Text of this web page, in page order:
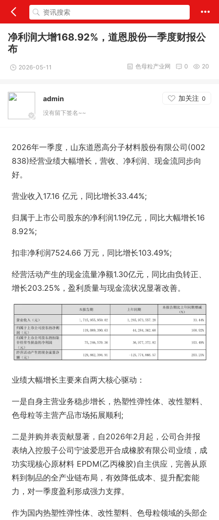
净利润大增168.92%，道恩股份一季度财报公
布
2026-05-11 20
0
色母粒产业网
admin 加关注 0
没有留下签名~~
2026年一季度，山东道恩高分子材料股份有限公司(002
838)经营业绩大幅增长，营收、净利润、现金流同步向
好。
营业收入17.16 亿元，同比增长33.44%;
归属于上市公司股东的净利润1.19亿元，同比大幅增长16
8.92%;
扣非净利润7524.66 万元，同比增长103.49%;
经营活动产生的现金流量净额1.30亿元，同比由负转正、
增长203.25%，盈利质量与现金流状况显著改善。
业绩大幅增长主要来自两大核心驱动：
一是自身主营业务稳步增长，热塑性弹性体、改性塑料、
色母粒等主营产品市场拓展顺利;
二是并购并表贡献显著，自2026年2月起，公司合并报
表纳入控股子公司宁波爱思开合成橡胶有限公司业绩，成
功实现核心原材料 EPDM(乙丙橡胶)自主供应，完善从原
料到制品的全产业链布局，有效降低成本、提升配套能
力，对一季度盈利形成强力支撑。
作为国内热塑性弹性体、改性塑料、色母粒领域的头部企